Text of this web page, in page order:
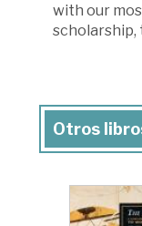
with our
scholarship,
Otros